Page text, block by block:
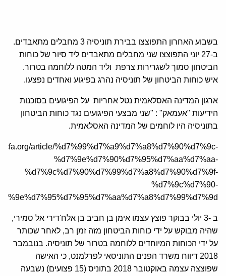
בשבוע האחרון התפוצצו בבירת תוניסיה 3 מחבלים מתאבדים.
ב-27 יוני התפוצצו שני מחבלים מתאבדים ליד סיור של כוחות
הביטחון סמוך לשגרירות צרפת וליד המטה ללוחמה בטרור.
איש כוחות הביטחון של תוניסיה נהרג בפיגוע ואחדים נפצעו.
ארגון המדינה האסלאמית נטל אחריות על הפיגועים בסוכנות
הידיעות "אעמאק" : "שני מבצעי הפיגועים נגד כוחות הביטחון
בתוניסיה היו לוחמים של המדינה האסלאמית.
article/%d7%99%d7%a9%d7%a8%d7%90%d7%9c-
%d7%9e%d7%90%d7%95%d7%aa%d7%aa-
%d7%9c%d7%90%d7%99%d7%a8%d7%90%d7%9f-
%d7%9c%d7%90-
ב -3 יולי בבוקר פוצץ עצמו אימן בן חביב בן אלח'דירי אל סמירי,
שהיה מבוקש על ידי כוחות הביטחון מזה זמן רב, לאחר שכותר
על ידי הכוחות המיוחדים ללוחמה בטרור של תוניסיה. בנובמבר
2018 דיווח משרד הפנים התוניסאי לפרלמנט, כי האישה
שפוצצה עצמה באוקטובר 2018 בתוניס (15 פצועים) נשבעה